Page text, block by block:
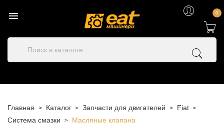
 0
Главная Каталог Запчасти для двигателей
Fiat
Система смазки
Масляные клапана